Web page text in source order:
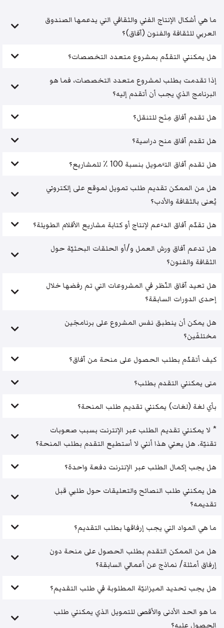
ما هي أشكال الإنتاج الفني والثقافي التي يدعمها الصندوق
العربي للثقافة والفنون (آفاق)؟
هل يمكنني التقدّم بمشروع متعدد التخصصات؟
إذا تقدمت بطلب لمشروع متعدد التخصصات، فما هو
البرنامج الذي يجب أن أتقدم إليه؟
هل تقدم آفاق مِنَح للتنقل؟
هل تقدم آفاق منح دراسية؟
هل تقدم آفاق التَّمويل بنسبة 100 ٪ للمشاريع؟
هل من الممكن تقديم طلب تمويل لموقع على إلكتروني
يُعنى بالثقافة والأدب؟
هل تقدّم آفاق الدَّعم لإنتاج أو كتابة مشاريع الأفلام الطويلة؟
هل تدعم آفاق ورش العمل و/أو الحلقات البحثيّة حول
الثقافة والفنون؟
هل تعيد آفاق النّظر في المشروعات التي تم رفضها خلال
إحدى الدورات السابقة؟
هل يمكن أن ينطبق نفس المشروع على برنامجَين
مختلفَين؟
كيف أتقدّم بطلب الحصول على منحة من آفاق؟
متى يمكنني التقدم بطلب؟
بأي لغة (لغات) يمكنني تقديم طلب المنحة؟
* لا يمكنني تقديم الطلب عبر الإنترنت بسبب صعوبات
تقنيّة. هل يعني هذا أنني لا أستطيع التقدم بطلب المنحة؟
هل يجب إكمال الطلب عبر الإنترنت دفعة واحدة؟
هل يمكنني طلب النصائح والتعليقات حول طلبي قبل
تقديمه؟
ما هي المواد التي يجب إرفاقها بطلب التقديم؟
هل من الممكن التقدم بطلب الحصول على منحة دون
إرفاق أمثلة/ نماذج عن أعمالي السابقة؟
هل يجب تحديد الميزانيّة المطلوبة في طلب التقديم؟
ما هو الحد الأدنى والأقصى للتمويل الذي يمكنني طلب
الحصول عليه؟